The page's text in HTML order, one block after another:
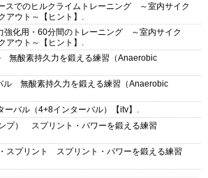
スでのヒルクライムトレーニング ～室内サイク
アウト～【ヒント】.
強化用・60分間のトレーニング ～室内サイク
アウト～【ヒント】.
無酸素持久力を鍛える練習（Anaerobic
ル 無酸素持久力を鍛える練習（Anaerobic
ーバル（4+8インターバル）【itv】.
プ） スプリント・パワーを鍛える練習
スプリント スプリント・パワーを鍛える練習